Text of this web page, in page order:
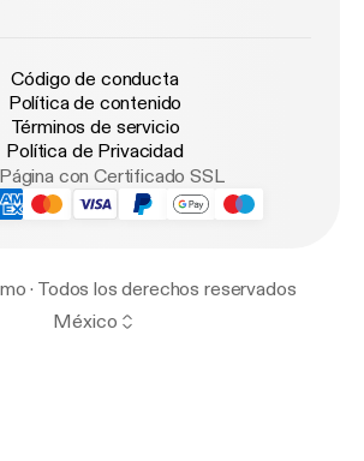
Código de conducta
Política de contenido
Términos de servicio
Política de Privacidad
Página con Certificado SSL
· Todos los derechos reservados
México